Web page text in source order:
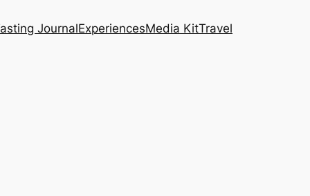
JournalExperiencesMedia KitTravel